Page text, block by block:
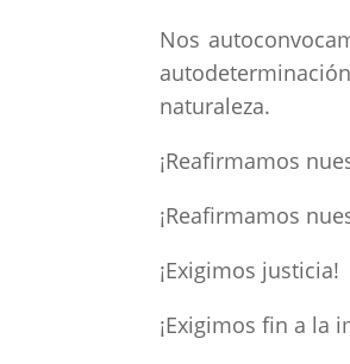
Nos
naturaleza.
¡Reafirmamos
¡Reafirmamos
¡Exigimos justicia!
¡Exigimos fin a la